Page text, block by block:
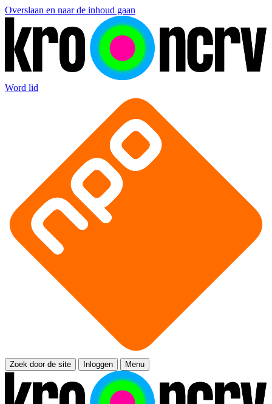
Overslaan en naar de inhoud gaan
Word lid
Zoek door de site Inloggen Menu